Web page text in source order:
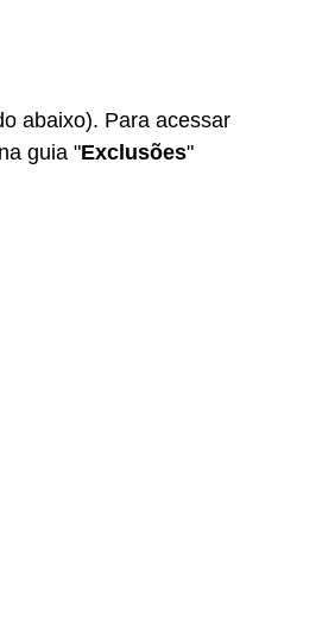
abaixo). Para acessar
guia "Exclusões"